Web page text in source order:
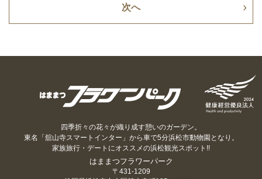
次へ
四季折々の花々が織り成す憩いのガーデン。
東名「舘山寺スマートインター」から車で5分浜松市動物園となり。
家族旅行・デートにオススメの浜松観光スポット!!
はままつフラワーパーク
〒431-1209